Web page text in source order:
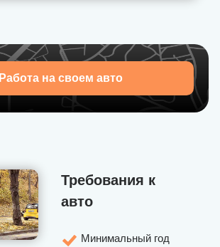
Работа на своем авто
Требования к
авто
Минимальный год